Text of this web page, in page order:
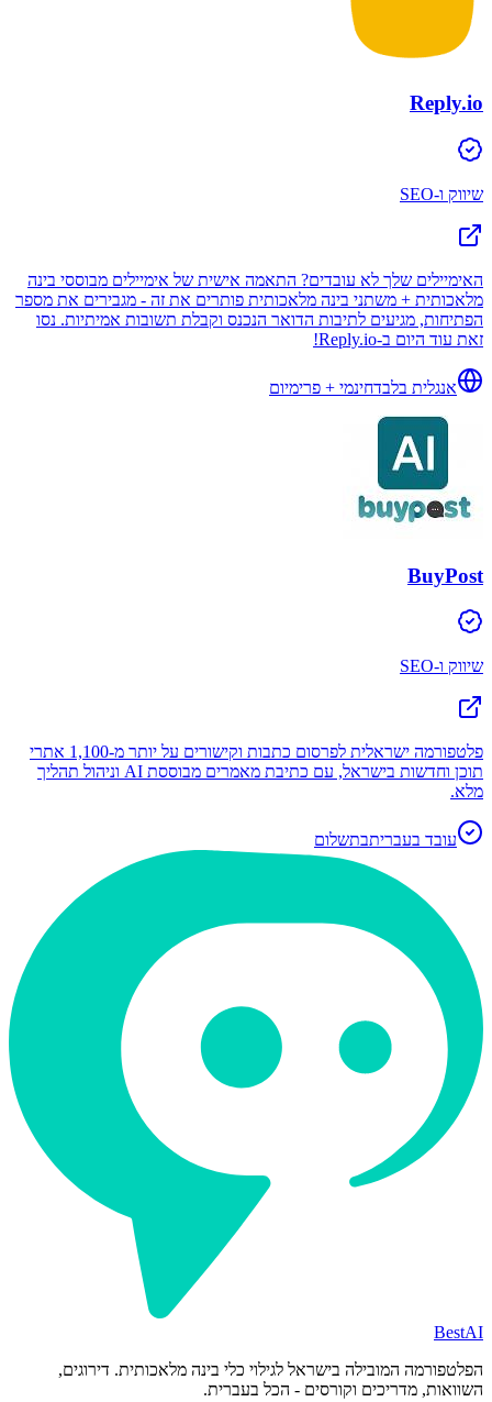
Reply.io
שיווק ו-SEO
האימיילים שלך לא עובדים? התאמה אישית של אימיילים מבוססי בינה
מלאכותית + משתני בינה מלאכותית פותרים את זה - מגבירים את מספר
הפתיחות, מגיעים לתיבות הדואר הנכנס וקבלת תשובות אמיתיות. נסו
זאת עוד היום ב-Reply.io!
אנגלית בלבדחינמי + פרימיום
BuyPost
שיווק ו-SEO
פלטפורמה ישראלית לפרסום כתבות וקישורים על יותר מ-1,100 אתרי
תוכן וחדשות בישראל, עם כתיבת מאמרים מבוססת AI וניהול תהליך
מלא.
עובד בעבריתבתשלום
BestAI
הפלטפורמה המובילה בישראל לגילוי כלי בינה מלאכותית. דירוגים,
השוואות, מדריכים וקורסים - הכל בעברית.